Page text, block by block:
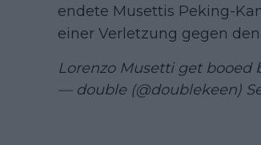
endete Musettis Peking-
einer Verletzung gegen
Lorenzo Musetti get booed
— double (@doublekeen)